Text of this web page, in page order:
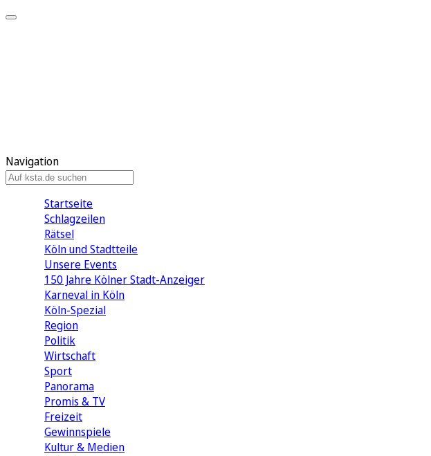
Navigation
Startseite
Schlagzeilen
Rätsel
Köln und Stadtteile
Unsere Events
150 Jahre Kölner Stadt-Anzeiger
Karneval in Köln
Köln-Spezial
Region
Politik
Wirtschaft
Sport
Panorama
Promis & TV
Freizeit
Gewinnspiele
Kultur & Medien